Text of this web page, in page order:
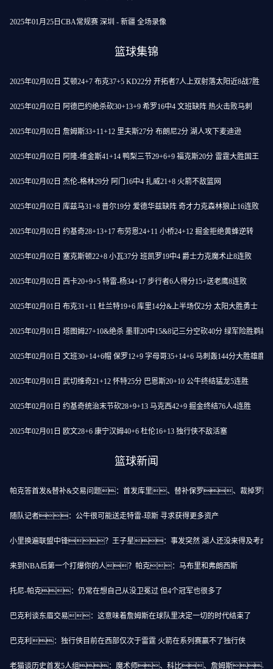
2025年01月25日CBA常规赛 深圳 - 新疆 全场录像
篮球集锦
2025年02月02日 艾顿24+7 布克37+5 KD22分 开拓者7人上双射落太阳近8战7胜
2025年02月02日 阿德巴约绝杀砍30+13+9 希罗16中4 文班缺阵 热火击败马刺
2025年02月02日 詹姆斯33+11+12 里夫斯27分 布朗尼2分 湖人攻下麦迪逊
2025年02月02日 阿隆-维金斯41+14 鸭梨三节29+6+9 福克斯20分 雷霆大胜国王
2025年02月02日 杰伦-格林29分 阿门16中4 扎威21+8 火箭不敌篮网
2025年02月02日 库兹马31+8 普尔19分 爱德华兹缺阵 奇才力克森林狼止16连败
2025年02月02日 约基奇28+13+17 布劳恩24+11 小桥24+12 掘金拒绝黄蜂逆转
2025年02月02日 塞克斯顿22+8 小瓦37分 班凯罗19中4 爵士力克魔术止8连败
2025年02月02日 西卡20+9+5 特雷-杨34+17 步行者6人得分15+送老鹰8连败
2025年02月01日 布克31+11 杜兰特19+6 库里14分&上半场仅2分 太阳大胜勇士
2025年02月01日 塔图姆27+10&绝杀 墨菲20中15&8记三分空砍40分 绿军险胜鹈鹕
2025年02月01日 文班30+14+6帽 保罗12+9 字母哥35+14+6 马刺轰144分大胜雄鹿
2025年02月01日 武切维奇21+12 怀特25分 巴恩斯20+10 公牛终结猛龙5连胜
2025年02月01日 约基奇统治末节砍28+9+13 马克西42+9 掘金终结76人4连胜
2025年02月01日 欧文28+6 康宁汉姆40+6 杜伦16+13 独行侠不敌活塞
篮球新闻
帕克答首发&替补&交易问题：首发库里、替补保罗、裁掉罗斯
随队记者：公牛很可能送走特雷-琼斯 寻求获得更多资产
小里换遍联盟中锋？王子星：事发突然 湖人还没来得及考虑
来到NBA后第一个打爆你的人？帕克：马布里和弗朗西斯
托尼-帕克：仍常在想自己从没卫冕过 但4个冠军也很多了
巴克利谈东眉交易：这意味着詹姆斯在球队里决定一切的时代结束了
巴克利：独行侠目前在西部仅次于雷霆 火箭在系列赛赢不了独行侠
老猫谈历史首发5人组：魔术师、科比、詹姆斯、